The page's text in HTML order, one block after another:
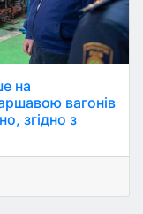
на
вагонів
згідно з